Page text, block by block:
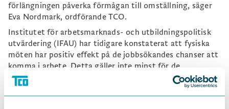
förlängningen påverka förmågan till omställning, säger
Eva Nordmark, ordförande TCO.
Institutet för arbetsmarknads- och utbildningspolitisk
utvärdering (IFAU) har tidigare konstaterat att fysiska
möten har positiv effekt på de jobbsökandes chanser att
komma i arbete. Detta gäller inte minst för de
långtidsarbetslösa som i många län får betydligt längre
resväg till ett kontor för chans till ett fysiskt möte.